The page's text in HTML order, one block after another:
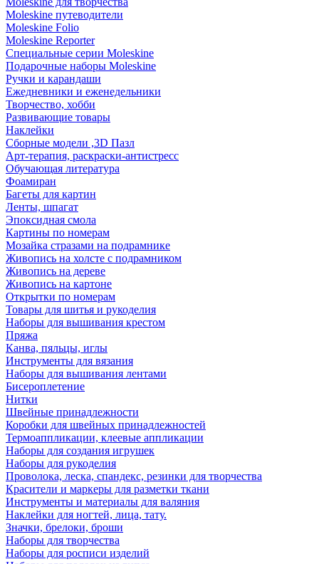
Moleskine путеводители
Moleskine Folio
Moleskine Reporter
Специальные серии Moleskine
Подарочные наборы Moleskine
Ручки и карандаши
Ежедневники и еженедельники
Творчество, хобби
Развивающие товары
Наклейки
Сборные модели ,3D Пазл
Арт-терапия, раскраски-антистресс
Обучающая литература
Фоамиран
Багеты для картин
Ленты, шпагат
Эпоксидная смола
Картины по номерам
Мозайка стразами на подрамнике
Живопись на холсте с подрамником
Живопись на дереве
Живопись на картоне
Открытки по номерам
Товары для шитья и рукоделия
Наборы для вышивания крестом
Пряжа
Канва, пяльцы, иглы
Инструменты для вязания
Наборы для вышивания лентами
Бисероплетение
Нитки
Швейные принадлежности
Коробки для швейных принадлежностей
Термоаппликации, клеевые аппликации
Наборы для создания игрушек
Наборы для рукоделия
Проволока, леска, спандекс, резинки для творчества
Красители и маркеры для разметки ткани
Инструменты и материалы для валяния
Наклейки для ногтей, лица, тату.
Значки, брелоки, броши
Наборы для творчества
Наборы для росписи изделий